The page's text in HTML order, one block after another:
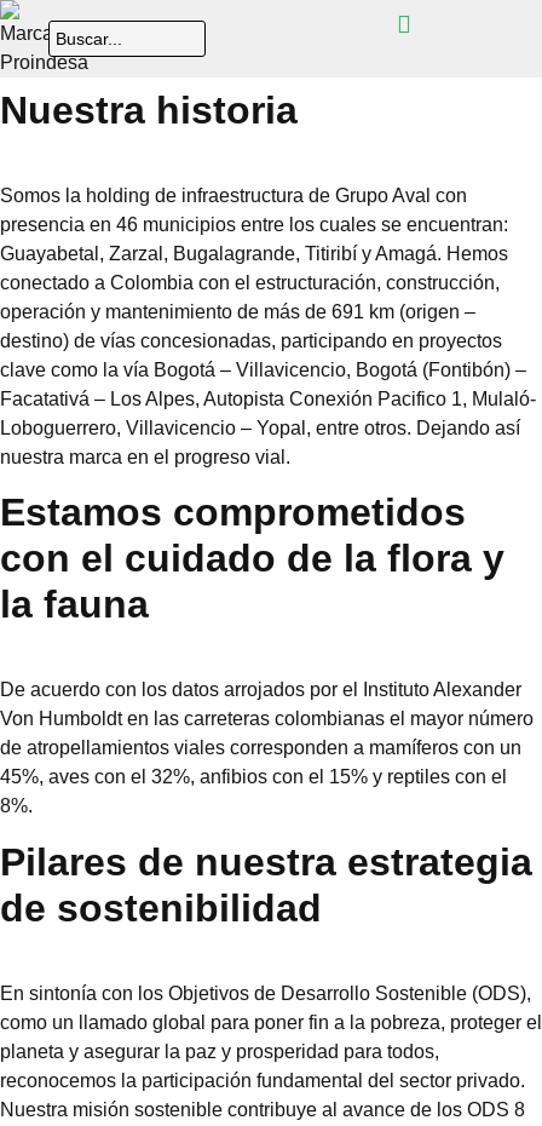
Nuestra historia
Somos la holding de infraestructura de Grupo Aval con
presencia en 46 municipios entre los cuales se encuentran:
Guayabetal, Zarzal, Bugalagrande, Titiribí y Amagá. Hemos
conectado a Colombia con el estructuración, construcción,
operación y mantenimiento de más de 691 km (origen –
destino) de vías concesionadas, participando en proyectos
clave como la vía Bogotá – Villavicencio, Bogotá (Fontibón) –
Facatativá – Los Alpes, Autopista Conexión Pacifico 1, Mulaló-
Loboguerrero, Villavicencio – Yopal, entre otros. Dejando así
nuestra marca en el progreso vial.
Estamos comprometidos
con el cuidado de la flora y
la fauna
De acuerdo con los datos arrojados por el Instituto Alexander
Von Humboldt en las carreteras colombianas el mayor número
de atropellamientos viales corresponden a mamíferos con un
45%, aves con el 32%, anfibios con el 15% y reptiles con el
8%.
Pilares de nuestra estrategia
de sostenibilidad
En sintonía con los Objetivos de Desarrollo Sostenible (ODS),
como un llamado global para poner fin a la pobreza, proteger el
planeta y asegurar la paz y prosperidad para todos,
reconocemos la participación fundamental del sector privado.
Nuestra misión sostenible contribuye al avance de los ODS 8